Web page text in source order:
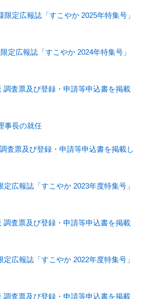
限定広報誌「すこやか 2025年特集号」
定広報誌「すこやか 2024年特集号」
調査票及び登録・申請等申込書を掲載
事長の就任
査票及び登録・申請等申込書を掲載し
定広報誌「すこやか 2023年度特集号」
調査票及び登録・申請等申込書を掲載
定広報誌「すこやか 2022年度特集号」
調査票及び登録・申請等申込書を掲載